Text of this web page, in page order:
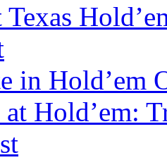
in Hold’em
at Hold’em: